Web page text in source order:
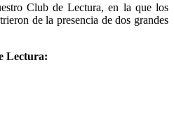
Club de Lectura, en la que los
de la presencia de dos grandes
Lectura: